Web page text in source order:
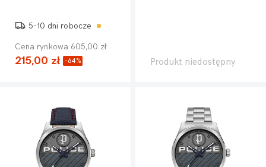
5-10 dni robocze
Cena rynkowa 605,00 zł
215,00 zł -64% Produkt niedostępny